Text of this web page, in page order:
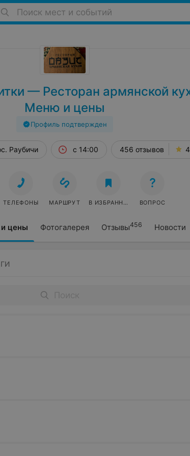
Поиск мест и событий
— Ресторан армянской
Меню и цены
Профиль подтвержден
цены Фотогалерея Отзывы456 Новости
Раубичи с 14:00 456 отзывов
ТЕЛЕФОНЫ МАРШРУТ В ИЗБРАННОЕ ВОПРОС